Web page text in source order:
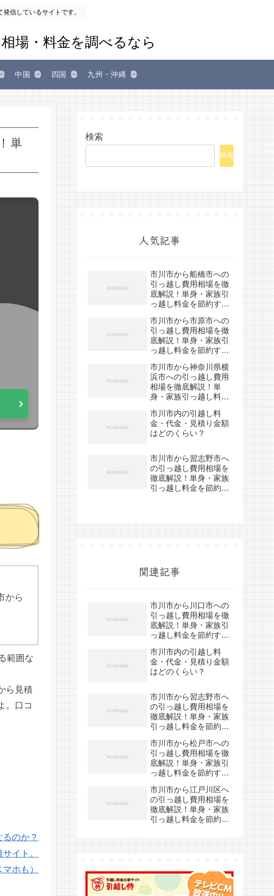
信しているサイトです。
中国 四国 九州・沖縄
単
から
範囲な
ら見積
。口コ
のか？
イト。
ホも）
検索
検索
人気記事
市川市から船橋市への
引っ越し費用相場を徹
底解説！単身・家族引
っ越し料金を節約する
市川市から市原市への
引っ越し費用相場を徹
底解説！単身・家族引
っ越し料金を節約する
市川市から神奈川県横
浜市への引っ越し費用
相場を徹底解説！単
身・家族引っ越し料金
市川市内の引越し料
金・代金・見積り金額
はどのくらい？
市川市から習志野市へ
の引っ越し費用相場を
徹底解説！単身・家族
引っ越し料金を節約す
関連記事
市川市から川口市への
引っ越し費用相場を徹
底解説！単身・家族引
っ越し料金を節約する
市川市内の引越し料
金・代金・見積り金額
はどのくらい？
市川市から習志野市へ
の引っ越し費用相場を
徹底解説！単身・家族
引っ越し料金を節約す
市川市から松戸市への
引っ越し費用相場を徹
底解説！単身・家族引
っ越し料金を節約する
市川市から江戸川区へ
の引っ越し費用相場を
徹底解説！単身・家族
引っ越し料金を節約す